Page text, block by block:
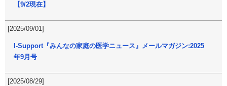
【9/2現在】
[2025/09/01]
I-Support『みんなの家庭の医学ニュース』メールマガジン:2025
年9月号
[2025/08/29]